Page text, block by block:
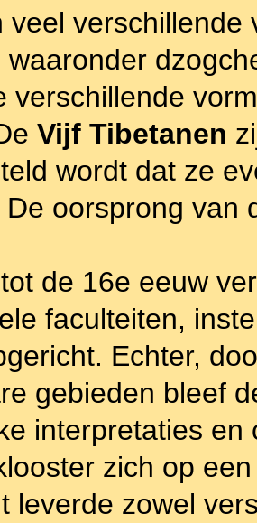
veel
waaronder
verschillende
Vijf Tibetanen
wordt dat ze
oorsprong van
de 16e eeuw
faculteiten,
Echter,
gebieden bleef
interpretaties
zich op
leverde zowel